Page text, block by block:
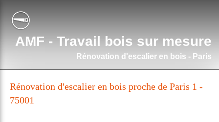
AMF - Travail bois sur mesure
Rénovation d'escalier en bois - Paris
Rénovation d'escalier en bois proche de Paris 1 -
75001